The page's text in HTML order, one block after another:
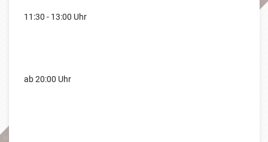
11:30 - 13:00 Uhr
ab 20:00 Uhr